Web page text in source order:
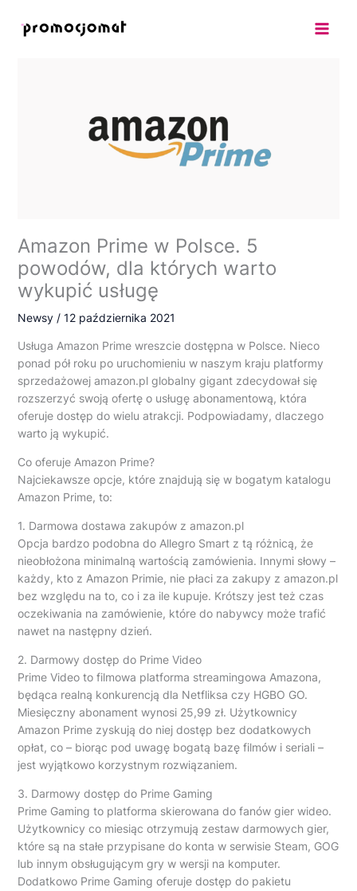
Amazon Prime w Polsce. 5
powodów, dla których warto
wykupić usługę
Newsy/ 12 października 2021
Usługa Amazon Prime wreszcie dostępna w Polsce. Nieco
ponad pół roku po uruchomieniu w naszym kraju platformy
sprzedażowej amazon.pl globalny gigant zdecydował się
rozszerzyć swoją ofertę o usługę abonamentową, która
oferuje dostęp do wielu atrakcji. Podpowiadamy, dlaczego
warto ją wykupić.
Co oferuje Amazon Prime?
Najciekawsze opcje, które znajdują się w bogatym katalogu
Amazon Prime, to:
1. Darmowa dostawa zakupów z amazon.pl
Opcja bardzo podobna do Allegro Smart z tą różnicą, że
nieobłożona minimalną wartością zamówienia. Innymi słowy –
każdy, kto z Amazon Primie, nie płaci za zakupy z amazon.pl
bez względu na to, co i za ile kupuje. Krótszy jest też czas
oczekiwania na zamówienie, które do nabywcy może trafić
nawet na następny dzień.
2. Darmowy dostęp do Prime Video
Prime Video to filmowa platforma streamingowa Amazona,
będąca realną konkurencją dla Netfliksa czy HGBO GO.
Miesięczny abonament wynosi 25,99 zł. Użytkownicy
Amazon Prime zyskują do niej dostęp bez dodatkowych
opłat, co – biorąc pod uwagę bogatą bazę filmów i seriali –
jest wyjątkowo korzystnym rozwiązaniem.
3. Darmowy dostęp do Prime Gaming
Prime Gaming to platforma skierowana do fanów gier wideo.
Użytkownicy co miesiąc otrzymują zestaw darmowych gier,
które są na stałe przypisane do konta w serwisie Steam, GOG
lub innym obsługującym gry w wersji na komputer.
Dodatkowo Prime Gaming oferuje dostęp do pakietu